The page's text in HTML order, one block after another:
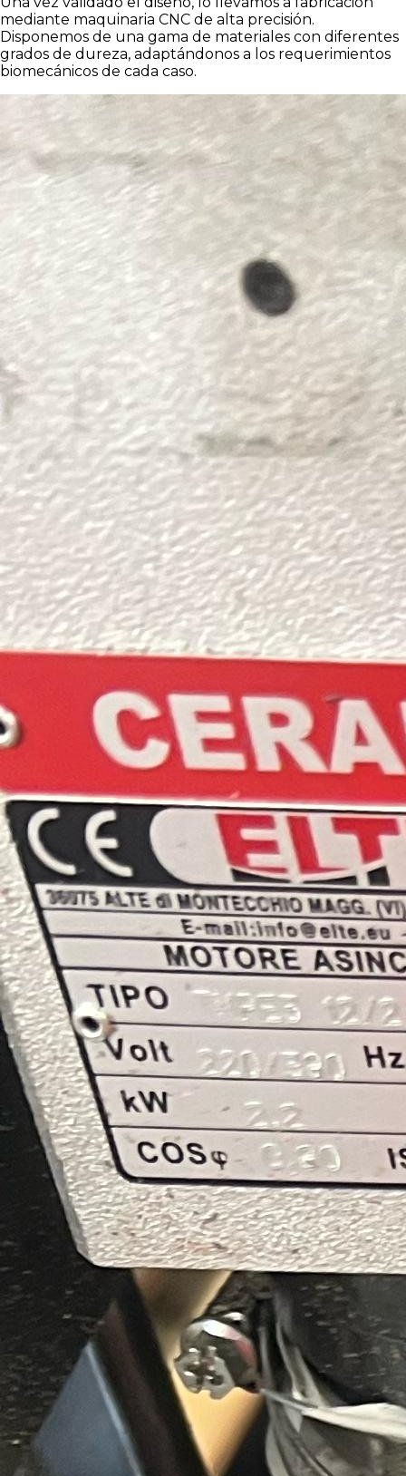
mediante maquinaria CNC de alta precisión.
Disponemos de una gama de materiales con diferentes
grados de dureza, adaptándonos a los requerimientos
biomecánicos de cada caso.